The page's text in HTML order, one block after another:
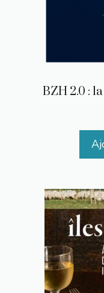
BZH 2.0 :